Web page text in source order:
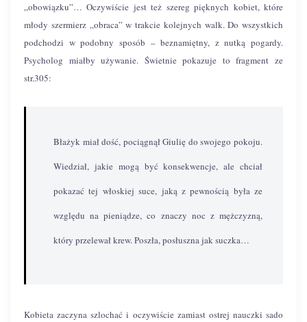
„obowiązku”… Oczywiście jest też szereg pięknych kobiet, które
młody szermierz „obraca” w trakcie kolejnych walk. Do wszystkich
podchodzi w podobny sposób – beznamiętny, z nutką pogardy.
Psycholog miałby używanie. Świetnie pokazuje to fragment ze
str.305:
Błażyk miał dość, pociągnął Giulię do swojego pokoju.
Wiedział, jakie mogą być konsekwencje, ale chciał
pokazać tej włoskiej suce, jaką z pewnością była ze
względu na pieniądze, co znaczy noc z mężczyzną,
który przelewał krew. Poszła, posłuszna jak suczka…
Kobieta zaczyna szlochać i oczywiście zamiast ostrej nauczki sado